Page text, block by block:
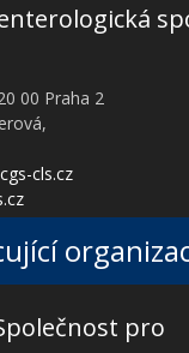
00 Praha 2
cls.cz
pro